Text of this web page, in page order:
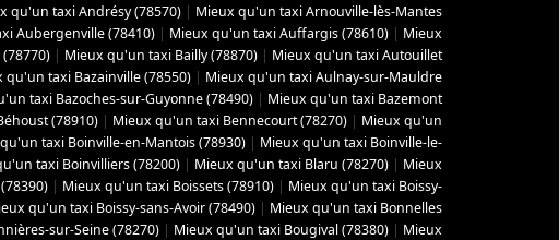
qu'un taxi Andrésy (78570) | Mieux qu'un taxi Arnouville-lès-Mantes
Aubergenville (78410) | Mieux qu'un taxi Auffargis (78610) | Mieux
| Mieux qu'un taxi Bailly (78870) | Mieux qu'un taxi Autouillet
qu'un taxi Bazainville (78550) | Mieux qu'un taxi Aulnay-sur-Mauldre
taxi Bazoches-sur-Guyonne (78490) | Mieux qu'un taxi Bazemont
(78910) | Mieux qu'un taxi Bennecourt (78270) | Mieux qu'un
taxi Boinville-en-Mantois (78930) | Mieux qu'un taxi Boinville-le-
taxi Boinvilliers (78200) | Mieux qu'un taxi Blaru (78270) | Mieux
| Mieux qu'un taxi Boissets (78910) | Mieux qu'un taxi Boissy-
qu'un taxi Boissy-sans-Avoir (78490) | Mieux qu'un taxi Bonnelles
sur-Seine (78270) | Mieux qu'un taxi Bougival (78380) | Mieux